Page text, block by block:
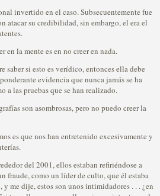
invertido en el caso. Subsecuentemente fue
atacar su credibilidad, sin embargo, el era el
en la mente es en no creer en nada.
saber si esto es verídico, entonces ella debe
evidencia que nunca jamás se ha
a las pruebas que se han realizado.
son asombrosas, pero no puedo creer la
es que nos han entretenido excesivamente y
del 2001, ellos estaban refiriéndose a
fraude, como un líder de culto, que él estaba
me dije, estos son unos intimidadores . . . ¿en